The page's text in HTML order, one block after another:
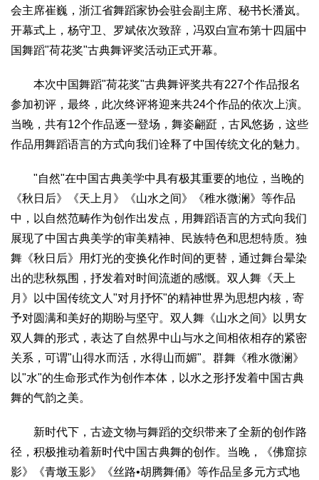
信息
地方动态 地方强音
在线期刊
2017 2016 2015 2018 2019
关于我们
杂志简介 杂志编委会 组织机构 联系我们 智慧中国动态
全景中国 智慧旅游 智慧教育 智慧医疗
智慧交通
智慧环保
智慧会客厅 县域经济 城乡建设 乡村振兴
康养
工作动态 康养思语 明星老人 项目介绍
县域经济
成果展示
政策发布 视频播报 工程案例
康养智库
合作伙伴
会主席崔巍，浙江省舞蹈家协会驻会副主席、秘书长潘岚。
开幕式上，杨守卫、罗斌依次致辞，冯双白宣布第十四届中
国舞蹈"荷花奖"古典舞评奖活动正式开幕。
本次中国舞蹈"荷花奖"古典舞评奖共有227个作品报名
参加初评，最终，此次终评将迎来共24个作品的依次上演。
当晚，共有12个作品逐一登场，舞姿翩跹，古风悠扬，这些
作品用舞蹈语言的方式向我们诠释了中国传统文化的魅力。
"自然"在中国古典美学中具有极其重要的地位，当晚的
《秋日后》《天上月》《山水之间》《稚水微澜》等作品
中，以自然范畴作为创作出发点，用舞蹈语言的方式向我们
展现了中国古典美学的审美精神、民族特色和思想特质。独
舞《秋日后》用灯光的变换化作时间的更替，通过舞台晕染
出的悲秋氛围，抒发着对时间流逝的感慨。双人舞《天上
月》以中国传统文人"对月抒怀"的精神世界为思想内核，寄
予对圆满和美好的期盼与坚守。双人舞《山水之间》以男女
双人舞的形式，表达了自然界中山与水之间相依相存的紧密
关系，可谓"山得水而活，水得山而媚"。群舞《稚水微澜》
以"水"的生命形式作为创作本体，以水之形抒发着中国古典
舞的气韵之美。
新时代下，古迹文物与舞蹈的交织带来了全新的创作路
径，积极推动着新时代中国古典舞的创作。当晚，《佛窟掠
影》《青墩玉影》《丝路•胡腾舞俑》等作品呈多元方式地